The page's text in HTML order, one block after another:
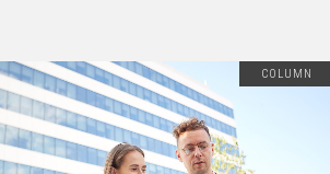
COLUMN